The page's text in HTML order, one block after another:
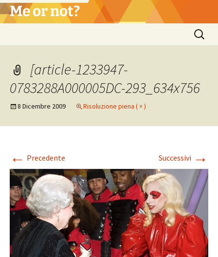
Vai
al Me or not?
Ricerca
per:
[article-1233947-
0783288A000005DC-293_634x756
8 Dicembre 2009 Risoluzione piena ( × )
← Precedente Successivi →